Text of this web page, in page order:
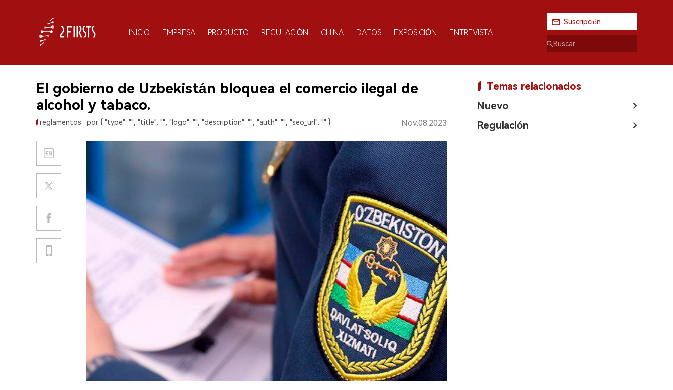
INICIO EMPRESA PRODUCTO REGULACIÓN CHINA DATOS EXPOSICIÓN ENTREVISTA
Suscripción
El gobierno de Uzbekistán bloquea el comercio ilegal de
alcohol y tabaco.
reglamentos por { "type": "", "title": "", "logo": "", "description": "", "auth": "", "seo_url": "" } Nov.08.2023
Temas relacionados
Nuevo
Regulación